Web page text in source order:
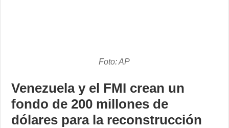
Foto: AP
Venezuela y el FMI crean un
fondo de 200 millones de
dólares para la reconstrucción